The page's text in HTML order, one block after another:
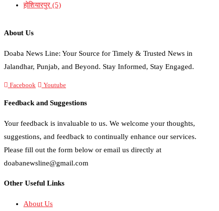
होशियारपुर (5)
About Us
Doaba News Line: Your Source for Timely & Trusted News in
Jalandhar, Punjab, and Beyond. Stay Informed, Stay Engaged.
Facebook Youtube
Feedback and Suggestions
Your feedback is invaluable to us. We welcome your thoughts,
suggestions, and feedback to continually enhance our services.
Please fill out the form below or email us directly at
doabanewsline@gmail.com
Other Useful Links
About Us